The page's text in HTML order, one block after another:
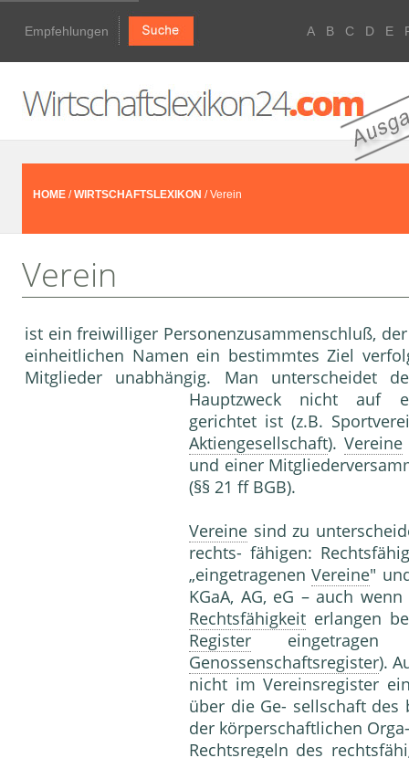
Empfehlungen A B C D E
HOME /WIRTSCHAFTSLEXIKON / Verein
Verein
ist ein freiwilliger Personenzusammenschluß,
einheitlichen Namen ein bestimmtes Ziel
Mitglieder unabhängig. Man unterscheidet
Hauptzweck nicht auf
gerichtet ist (z.B.
Aktiengesellschaft).Vereine
und einer
(§§ 21 ff BGB).
Vereine sind zu
rechts- fähigen:
„eingetragenenVereine"
KGaA, AG, eG – auch
Rechtsfähigkeit erlangen
Register eingetragen
Genossenschaftsregister).
nicht im Vereinsregister
über die Ge- sellschaft des
der körperschaftlichen
Rechtsregeln des